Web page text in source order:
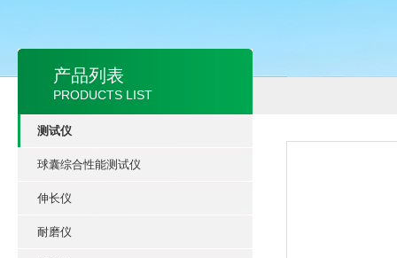
产品列表
PRODUCTS LIST
测试仪
球囊综合性能测试仪
伸长仪
耐磨仪